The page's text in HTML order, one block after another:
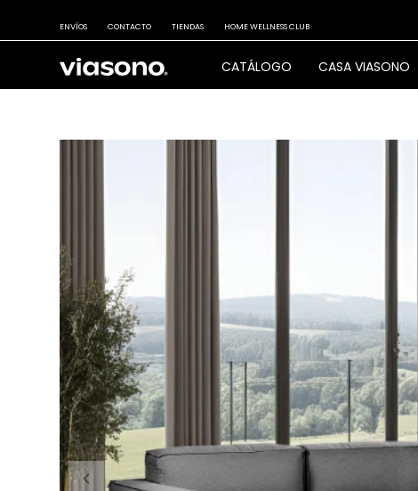
CATÁLOGO CASA VIASONO
ENVÍOS CONTACTO TIENDAS HOME WELLNESS CLUB